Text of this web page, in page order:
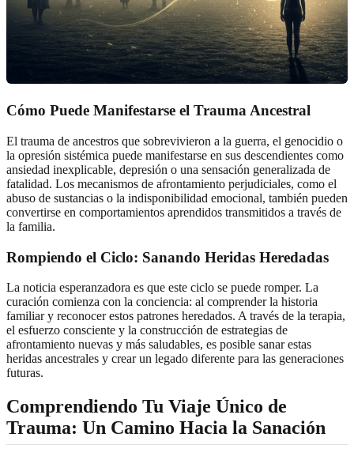
Cómo Puede Manifestarse el Trauma Ancestral
El trauma de ancestros que sobrevivieron a la guerra, el genocidio o
la opresión sistémica puede manifestarse en sus descendientes como
ansiedad inexplicable, depresión o una sensación generalizada de
fatalidad. Los mecanismos de afrontamiento perjudiciales, como el
abuso de sustancias o la indisponibilidad emocional, también pueden
convertirse en comportamientos aprendidos transmitidos a través de
la familia.
Rompiendo el Ciclo: Sanando Heridas Heredadas
La noticia esperanzadora es que este ciclo se puede romper. La
curación comienza con la conciencia: al comprender la historia
familiar y reconocer estos patrones heredados. A través de la terapia,
el esfuerzo consciente y la construcción de estrategias de
afrontamiento nuevas y más saludables, es posible sanar estas
heridas ancestrales y crear un legado diferente para las generaciones
futuras.
Comprendiendo Tu Viaje Único de
Trauma: Un Camino Hacia la Sanación